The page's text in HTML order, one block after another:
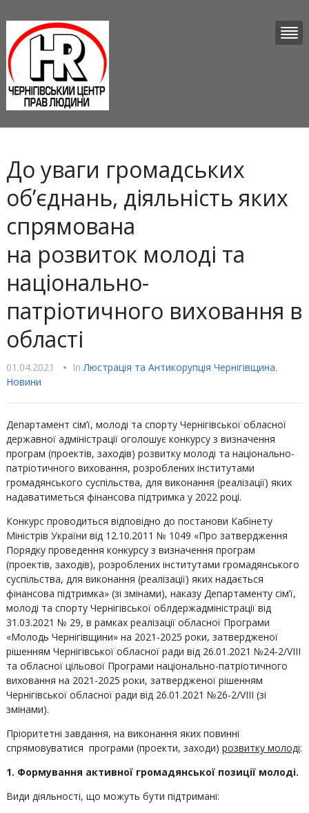
До уваги громадських
об’єднань, діяльність яких
спрямована
на розвиток молоді та
національно-
патріотичного виховання в
області
01.04.2021 • InЛюстрацiя та Антикорупцiя Чернігівщина,
Новини
Департамент сім’ї, молоді та спорту Чернігівської обласної
державної адміністрації оголошує конкурсу з визначення
програм (проектів, заходів) розвитку молоді та національно-
патріотичного виховання, розроблених інститутами
громадянського суспільства, для виконання (реалізації) яких
надаватиметься фінансова підтримка у 2022 році.
Конкурс проводиться відповідно до постанови Кабінету
Міністрів України від 12.10.2011 № 1049 «Про затвердження
Порядку проведення конкурсу з визначення програм
(проектів, заходів), розроблених інститутами громадянського
суспільства, для виконання (реалізації) яких надається
фінансова підтримка» (зі змінами), наказу Департаменту сім’ї,
молоді та спорту Чернігівської облдержадміністрації від
31.03.2021 № 29, в рамках реалізації обласної Програми
«Молодь Чернігівщини» на 2021-2025 роки, затвердженої
рішенням Чернігівської обласної ради від 26.01.2021 №24-2/VIIІ
та обласної цільової Програми національно-патріотичного
виховання на 2021-2025 роки, затвердженої рішенням
Чернігівської обласної ради від 26.01.2021 №26-2/VIIІ (зі
змінами).
Пріоритетні завдання, на виконання яких повинні
спрямовуватися програми (проекти, заходи) розвитку молоді:
1. Формування активної громадянської позиції молоді.
Види діяльності, що можуть бути підтримані: